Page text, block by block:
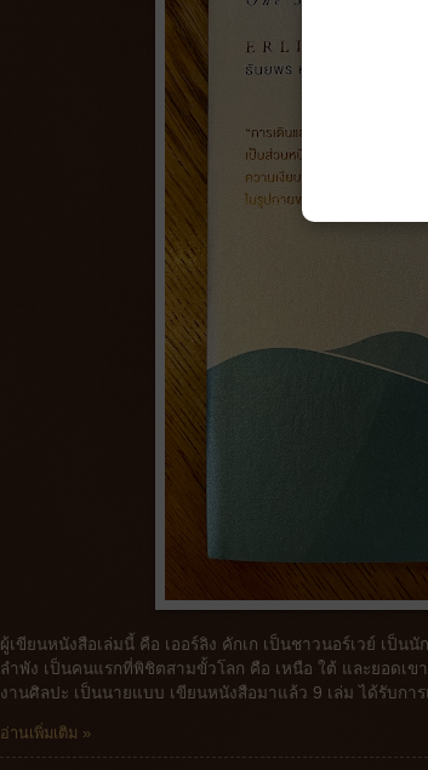
ผู้เขียนหนังสือเล่มนี้ คือ เออร์ลิง คักเก เป็นชาวนอร์เวย์ เป็
ลำพัง เป็นคนแรกที่พิชิตสามขั้วโลก คือ เหนือ ใต้ และยอดเข
งานศิลปะ เป็นนายแบบ เขียนหนังสือมาแล้ว 9 เล่ม ได้รับกา
อ่านเพิ่มเติม »